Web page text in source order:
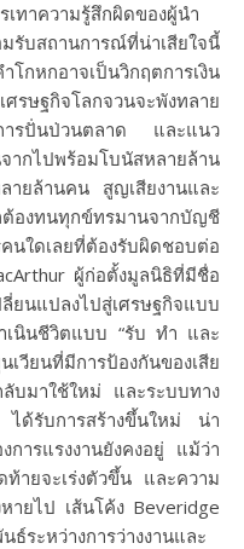
เทาความรู้สึกผิดของผู้นำ
บสถานการณ์ที่น่าเสียใจนี้
โกหกอาจเป็นวิกฤตการเงิน
ษฐกิจโลกจวนจะพังทลาย
ารปั่นป่วนตลาด และแนว
ปพร้อมโบนัสหลายล้าน
ายล้านคน สูญเสียงานและ
องทนทุกข์ทรมานจากบัญชี
ใดเลยที่ต้องรับผิดชอบต่อ
ผู้ก่อตั้งมูลนิธิที่มีชื่อ
ยนแปลงไปสู่เศรษฐกิจแบบ
เนินชีวิตแบบ “รับ ทำ และ
วียนที่มีการป้องกันของเสีย
มาใช้ใหม่ และระบบทาง
ด้รับการสร้างขึ้นใหม่ น่า
การแรงงานยังคงอยู่ แม้ว่า
ายจะเร่งตัวขึ้น และความ
หายไป เส้นโค้ง Beveridge
ระหว่างการว่างงานและ